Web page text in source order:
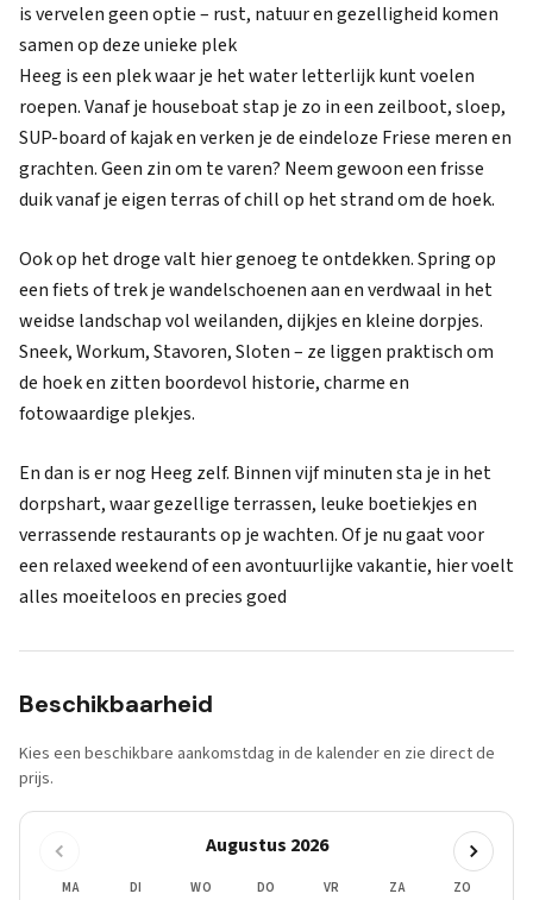
is vervelen geen optie – rust, natuur en gezelligheid komen
samen op deze unieke plek
Heeg is een plek waar je het water letterlijk kunt voelen
roepen. Vanaf je houseboat stap je zo in een zeilboot, sloep,
SUP-board of kajak en verken je de eindeloze Friese meren en
grachten. Geen zin om te varen? Neem gewoon een frisse
duik vanaf je eigen terras of chill op het strand om de hoek.
Ook op het droge valt hier genoeg te ontdekken. Spring op
een fiets of trek je wandelschoenen aan en verdwaal in het
weidse landschap vol weilanden, dijkjes en kleine dorpjes.
Sneek, Workum, Stavoren, Sloten – ze liggen praktisch om
de hoek en zitten boordevol historie, charme en
fotowaardige plekjes.
En dan is er nog Heeg zelf. Binnen vijf minuten sta je in het
dorpshart, waar gezellige terrassen, leuke boetiekjes en
verrassende restaurants op je wachten. Of je nu gaat voor
een relaxed weekend of een avontuurlijke vakantie, hier voelt
alles moeiteloos en precies goed
Beschikbaarheid
Kies een beschikbare aankomstdag in de kalender en zie direct de
prijs.
Augustus 2026
MA DI WO DO VR ZA ZO